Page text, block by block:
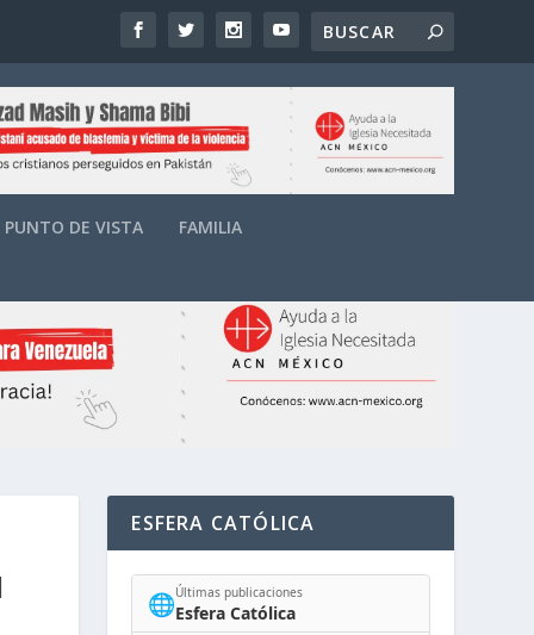
PUNTO DE VISTA FAMILIA
ESFERA CATÓLICA
🌐Últimas publicaciones
Esfera Católica